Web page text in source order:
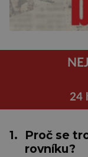
24
1.
Proč se
rovníku?